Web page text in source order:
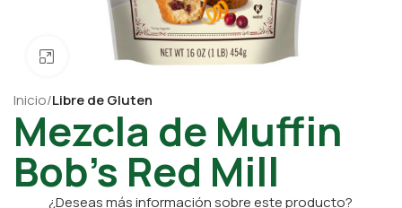
Click para ampliar
Inicio Libre de Gluten
Mezcla de Muffin
Bob’s Red Mill
¿Deseas más información sobre este producto?